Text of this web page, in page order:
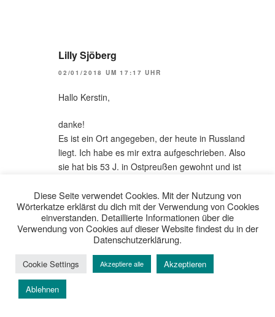
Lilly Sjöberg
02/01/2018 UM 17:17 UHR
Hallo Kerstin,
danke!
Es ist ein Ort angegeben, der heute in Russland
liegt. Ich habe es mir extra aufgeschrieben. Also
sie hat bis 53 J. in Ostpreußen gewohnt und ist
ist über 90 geworden. Genau weiß ich es nicht. Ich
würde dann Russland markieren, ja?
Liebe Grüße
Diese Seite verwendet Cookies. Mit der Nutzung von
Wörterkatze erklärst du dich mit der Verwendung von Cookies
einverstanden. Detaillierte Informationen über die
Verwendung von Cookies auf dieser Website findest du in der
Datenschutzerklärung.
Cookie Settings Akzeptiere alle Akzeptieren
Ablehnen